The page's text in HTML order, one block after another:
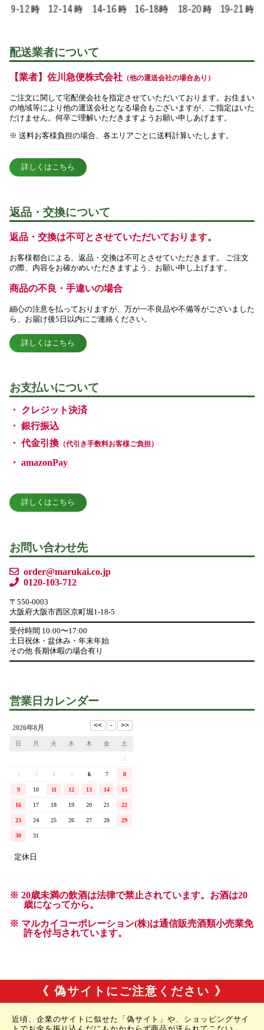
《 偽サイトにご注意ください 》
近頃、企業のサイトに似せた「偽サイト」や、ショッピングサイ